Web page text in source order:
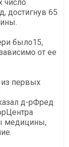
число
достигнув 65
было15,
от ее
из первых
д-рФред
медицины,